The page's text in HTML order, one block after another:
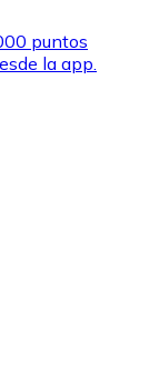
puntos
la app.